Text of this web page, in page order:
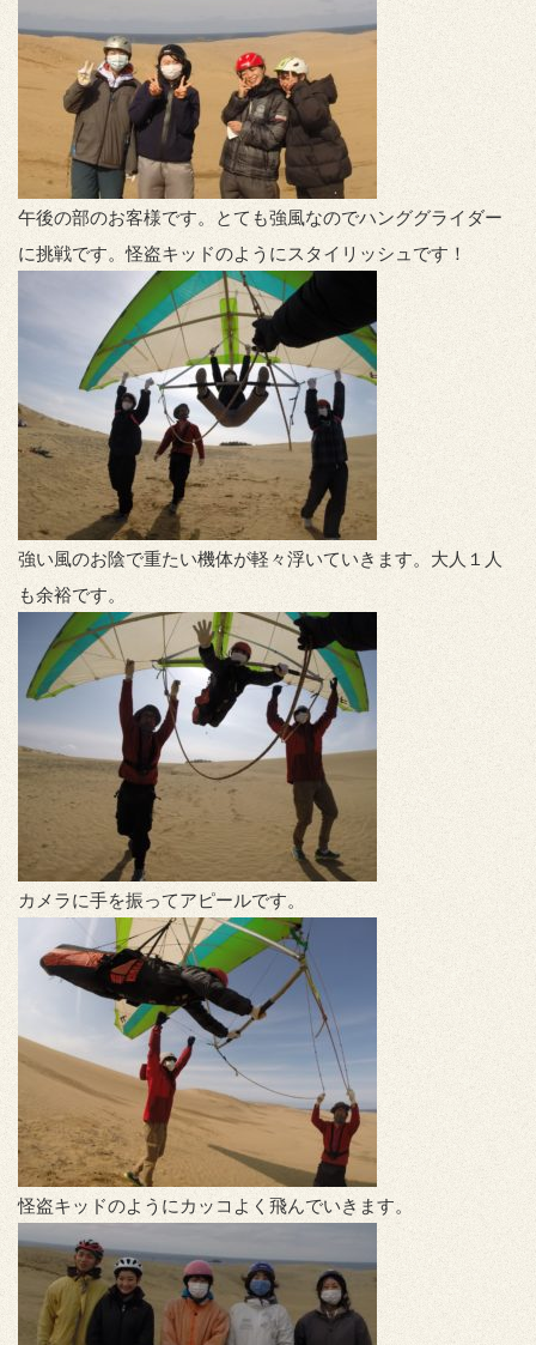
午後の部のお客様です。とても強風なのでハンググライダー
に挑戦です。怪盗キッドのようにスタイリッシュです！
強い風のお陰で重たい機体が軽々浮いていきます。大人１人
も余裕です。
カメラに手を振ってアピールです。
怪盗キッドのようにカッコよく飛んでいきます。